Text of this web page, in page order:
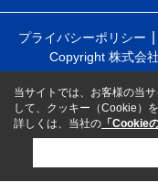
プライバシーポリシー
Copyright 株式会
当サイトでは、お客様の当
して、クッキー（Cookie）
詳しくは、当社の 「Cookie